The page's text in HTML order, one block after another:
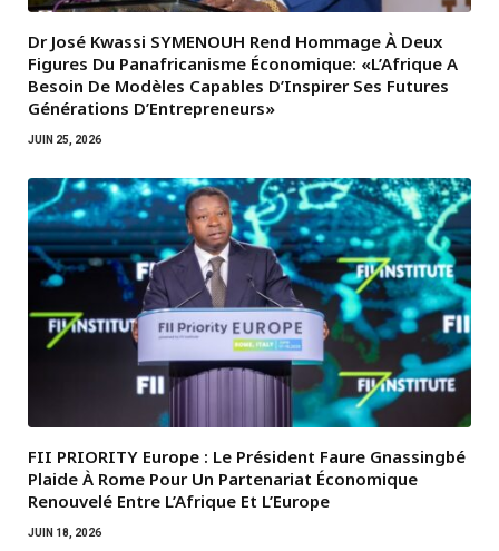
Dr José Kwassi SYMENOUH Rend Hommage À Deux
Figures Du Panafricanisme Économique: «L’Afrique A
Besoin De Modèles Capables D’Inspirer Ses Futures
Générations D’Entrepreneurs»
JUIN 25, 2026
FII PRIORITY Europe : Le Président Faure Gnassingbé
Plaide À Rome Pour Un Partenariat Économique
Renouvelé Entre L’Afrique Et L’Europe
JUIN 18, 2026